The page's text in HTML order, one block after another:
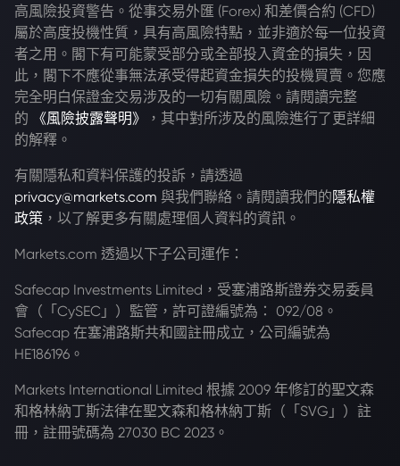
高風險投資警告。從事交易外匯 (Forex) 和差價合約 (CFD)
屬於高度投機性質，具有高風險特點，並非適於每一位投資
者之用。閣下有可能蒙受部分或全部投入資金的損失，因
此，閣下不應從事無法承受得起資金損失的投機買賣。您應
完全明白保證金交易涉及的一切有關風險。請閱讀完整
的
《風險披露聲明》
，其中對所涉及的風險進行了更詳細
的解釋。
有關隱私和資料保護的投訴，請透過
privacy@markets.com 與我們聯絡。請閱讀我們的 隱私權
政策 ，以了解更多有關處理個人資料的資訊。
Markets.com 透過以下子公司運作：
Safecap Investments Limited，受塞浦路斯證券交易委員
會（「CySEC」）監管，許可證編號為： 092/08。
Safecap 在塞浦路斯共和國註冊成立，公司編號為
HE186196。
Markets International Limited 根據 2009 年修訂的聖文森
和格林納丁斯法律在聖文森和格林納丁斯（「SVG」）註
冊，註冊號碼為 27030 BC 2023。